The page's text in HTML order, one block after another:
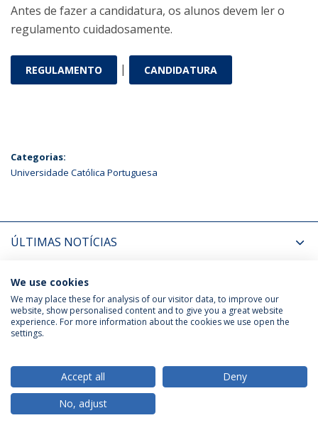
Antes de fazer a candidatura, os alunos devem ler o
regulamento cuidadosamente.
REGULAMENTO | CANDIDATURA
Categorias:
Universidade Católica Portuguesa
ÚLTIMAS NOTÍCIAS
PRÓXIMOS EVENTOS
Política de Privacidade
Termos & Condições
© 2026 Universidade Católica Portuguesa
We use cookies
We may place these for analysis of our visitor data, to improve our
website, show personalised content and to give you a great website
experience. For more information about the cookies we use open the
settings.
Accept all
Deny
No, adjust